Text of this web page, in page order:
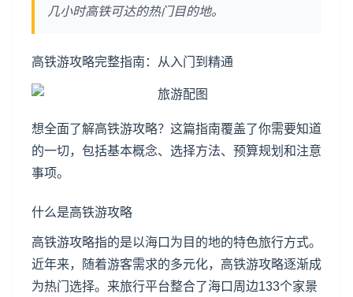
几小时高铁可达的热门目的地。
高铁游攻略完整指南：从入门到精通
想全面了解高铁游攻略？这篇指南覆盖了你需要知道
的一切，包括基本概念、选择方法、预算规划和注意
事项。
什么是高铁游攻略
高铁游攻略指的是以海口为目的地的特色旅行方式。
近年来，随着游客需求的多元化，高铁游攻略逐渐成
为热门选择。来旅行平台整合了海口周边133个家景